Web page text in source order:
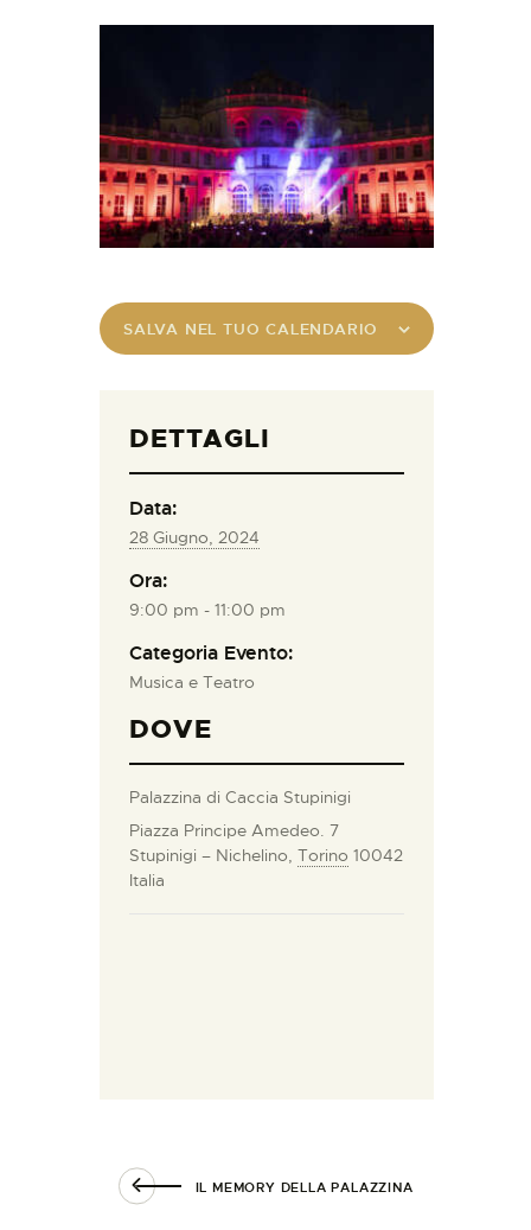
SALVA NEL TUO CALENDARIO
DETTAGLI
Data:
28 Giugno, 2024
Ora:
9:00 pm - 11:00 pm
Categoria Evento:
Musica e Teatro
DOVE
Palazzina di Caccia Stupinigi
Piazza Principe Amedeo. 7
Stupinigi – Nichelino, Torino 10042
Italia
IL MEMORY DELLA PALAZZINA